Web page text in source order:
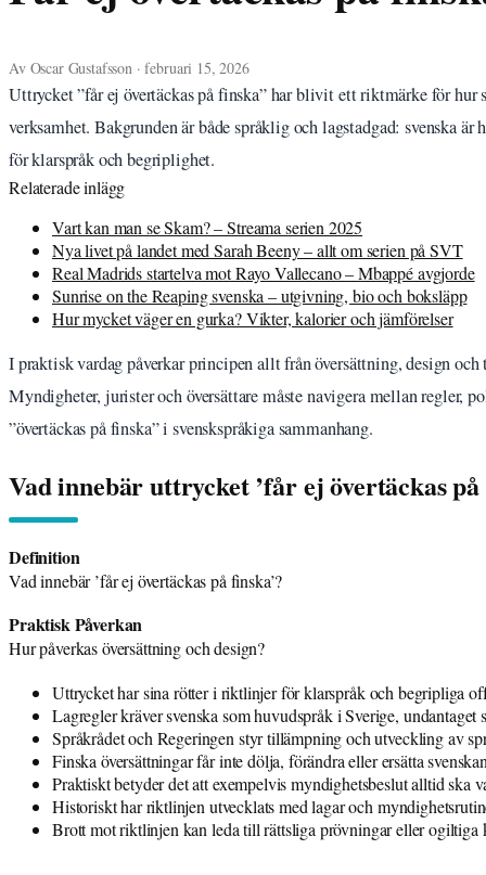
Av Oscar Gustafsson · februari 15, 2026
Uttrycket ”får ej övertäckas på finska” har blivit ett riktmärke för
verksamhet. Bakgrunden är både språklig och lagstadgad: svenska
för klarspråk och begriplighet.
Relaterade inlägg
Vart kan man se Skam? – Streama serien 2025
Nya livet på landet med Sarah Beeny – allt om serien på SVT
Real Madrids startelva mot Rayo Vallecano – Mbappé avgjorde
Sunrise on the Reaping svenska – utgivning, bio och boksläpp
Hur mycket väger en gurka? Vikter, kalorier och jämförelser
I praktisk vardag påverkar principen allt från översättning, design
Myndigheter, jurister och översättare måste navigera mellan regler,
”övertäckas på finska” i svenskspråkiga sammanhang.
Vad innebär uttrycket ’får ej övertäckas på
Definition
Vad innebär ’får ej övertäckas på finska’?
Praktisk Påverkan
Hur påverkas översättning och design?
Uttrycket har sina rötter i riktlinjer för klarspråk och begripliga
Lagregler kräver svenska som huvudspråk i Sverige, undantaget
Språkrådet och Regeringen styr tillämpning och utveckling av
Finska översättningar får inte dölja, förändra eller ersätta
Praktiskt betyder det att exempelvis myndighetsbeslut alltid ska
Historiskt har riktlinjen utvecklats med lagar och
Brott mot riktlinjen kan leda till rättsliga prövningar eller ogiltiga